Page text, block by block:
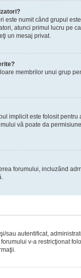
este numit când grupul
atunci primul lucru pe
un mesaj privat.
membrilor unui grup
implicit este folosit
vă poate da
forumului, incluzând
sau autentificat,
v-a restricţionat